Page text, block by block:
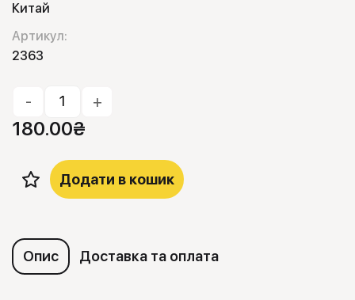
Китай
Артикул:
2363
- +
180.00₴
Додати в кошик
Опис Доставка та оплата